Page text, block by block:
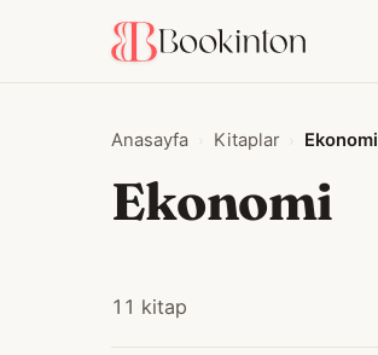
Anasayfa Kitaplar Ekonomi
Ekonomi
11 kitap